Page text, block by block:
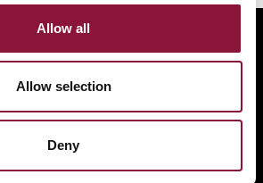
Allow all
Allow selection
Deny